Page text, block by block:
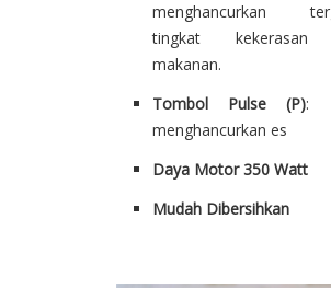
menghancurkan
tingkat kekerasan
makanan.
Tombol Pulse (P):
menghancurkan es
Daya Motor 350 Watt
Mudah Dibersihkan